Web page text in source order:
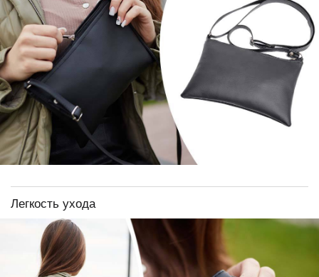
Легкость ухода